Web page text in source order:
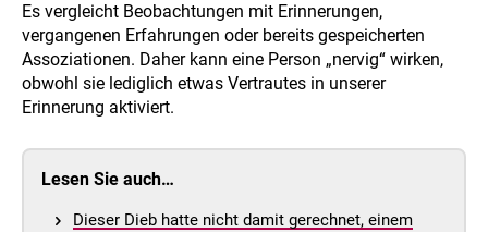
Es vergleicht Beobachtungen mit Erinnerungen,
vergangenen Erfahrungen oder bereits gespeicherten
Assoziationen. Daher kann eine Person „nervig“ wirken,
obwohl sie lediglich etwas Vertrautes in unserer
Erinnerung aktiviert.
Lesen Sie auch…
Dieser Dieb hatte nicht damit gerechnet, einem